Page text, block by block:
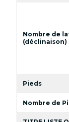
Nombre de
(déclinaison)
Pieds
Nombre de